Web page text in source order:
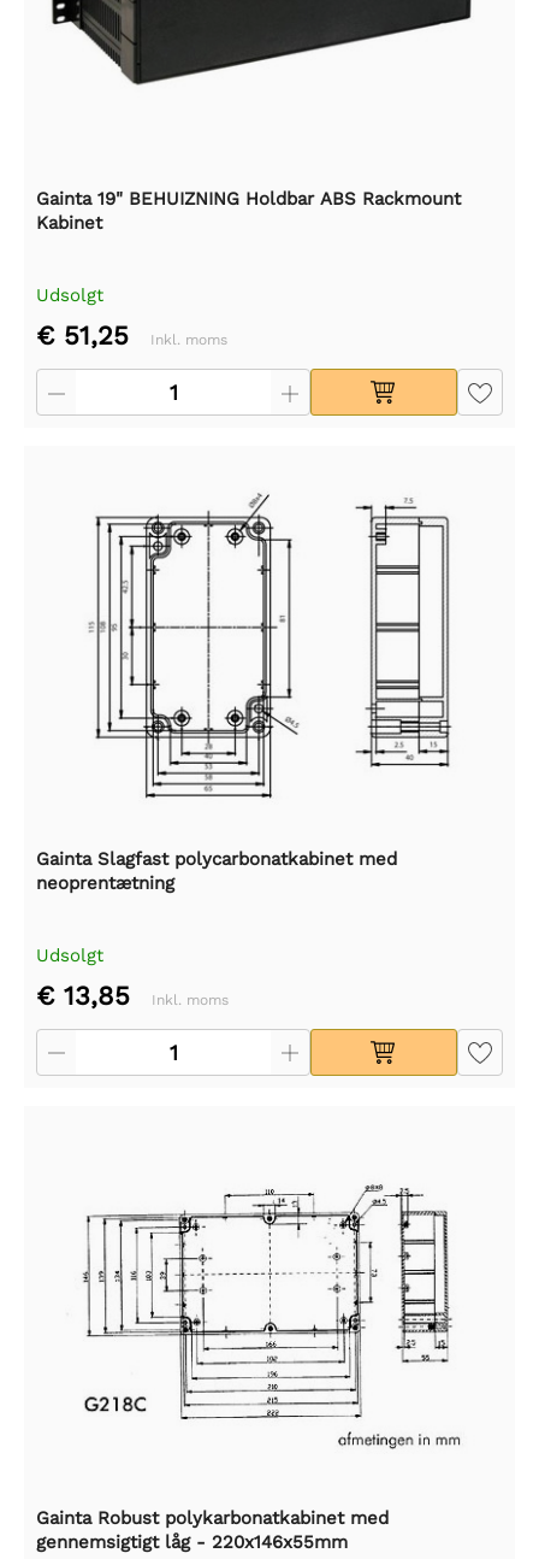
Gainta 19" BEHUIZNING Holdbar ABS Rackmount
Kabinet
Udsolgt
€ 51,25 Inkl. moms
Gainta Slagfast polycarbonatkabinet med
neoprentætning
Udsolgt
€ 13,85 Inkl. moms
Gainta Robust polykarbonatkabinet med
gennemsigtigt låg - 220x146x55mm